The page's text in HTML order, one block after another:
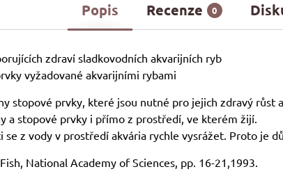
Popis Recenze 0
zdraví sladkovodních akvarijních ryb
vyžadované akvarijními rybami
stopové prvky, které jsou nutné pro jejich zdravý
a stopové prvky i přímo z prostředí, ve kterém žijí.
se z vody v prostředí akvária rychle vysrážet. Proto je
National Academy of Sciences, pp. 16-21,1993.